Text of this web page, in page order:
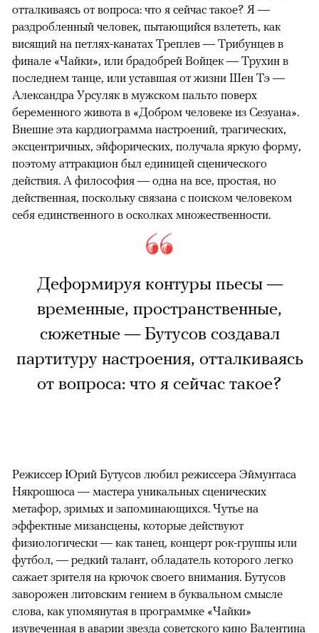
отталкиваясь от вопроса: что я сейчас такое? Я —
раздробленный человек, пытающийся взлететь, как
висящий на петлях-канатах Треплев — Трибунцев в
финале «Чайки», или брадобрей Войцек — Трухин в
последнем танце, или уставшая от жизни Шен Тэ —
Александра Урсуляк в мужском пальто поверх
беременного живота в «Добром человеке из Сезуана».
Внешне эта кардиограмма настроений, трагических,
эксцентричных, эйфорических, получала яркую форму,
поэтому аттракцион был единицей сценического
действия. А философия — одна на все, простая, но
действенная, поскольку связана с поиском человеком
себя единственного в осколках множественности.
Деформируя контуры пьесы —
временные, пространственные,
сюжетные — Бутусов создавал
партитуру настроения, отталкиваясь
от вопроса: что я сейчас такое?
Режиссер Юрий Бутусов любил режиссера Эймунтаса
Някрошюса — мастера уникальных сценических
метафор, зримых и запоминающихся. Чутье на
эффектные мизансцены, которые действуют
физиологически — как танец, концерт рок-группы или
футбол, — редкий талант, обладатель которого легко
сажает зрителя на крючок своего внимания. Бутусов
заворожен литовским гением в буквальном смысле
слова, как упомянутая в программке «Чайки»
изувеченная в аварии звезда советского кино Валентина